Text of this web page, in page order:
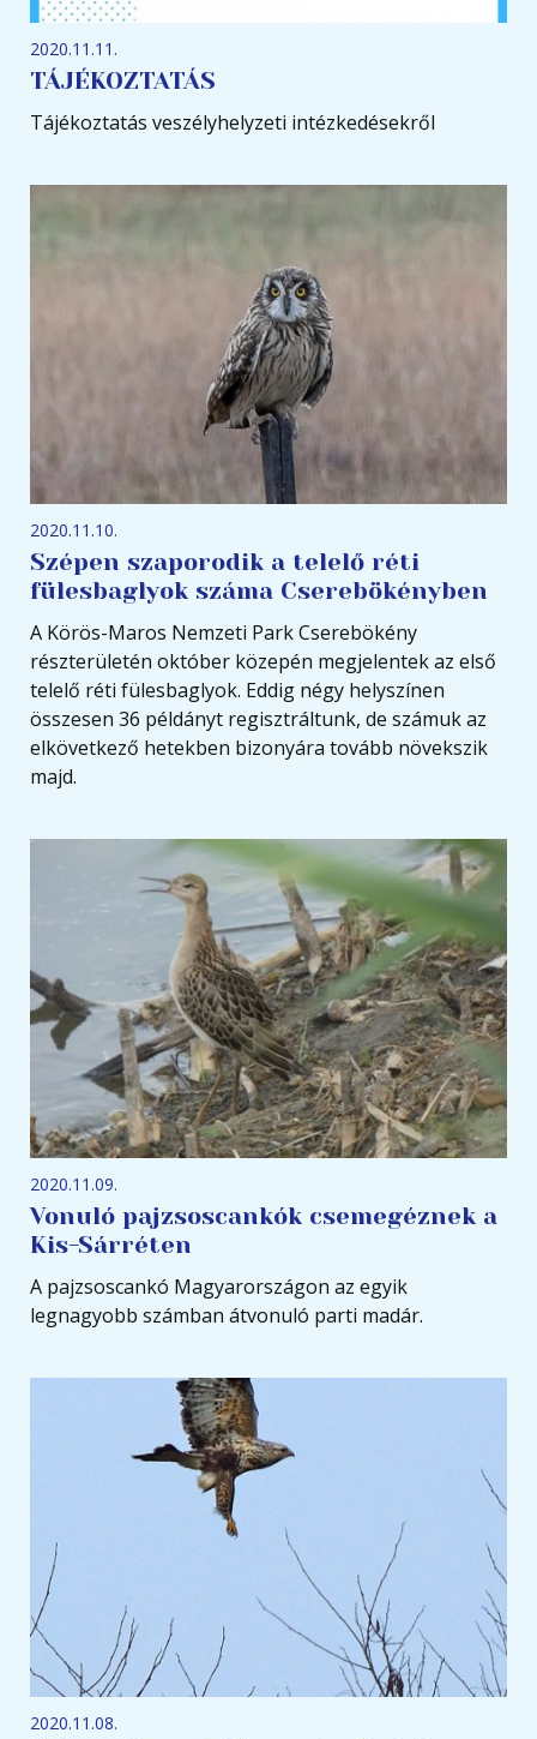
2020.11.11.
TÁJÉKOZTATÁS
Tájékoztatás veszélyhelyzeti intézkedésekről
2020.11.10.
Szépen szaporodik a telelő réti
fülesbaglyok száma Cserebökényben
A Körös-Maros Nemzeti Park Cserebökény
részterületén október közepén megjelentek az első
telelő réti fülesbaglyok. Eddig négy helyszínen
összesen 36 példányt regisztráltunk, de számuk az
elkövetkező hetekben bizonyára tovább növekszik
majd.
2020.11.09.
Vonuló pajzsoscankók csemegéznek a
Kis-Sárréten
A pajzsoscankó Magyarországon az egyik
legnagyobb számban átvonuló parti madár.
2020.11.08.